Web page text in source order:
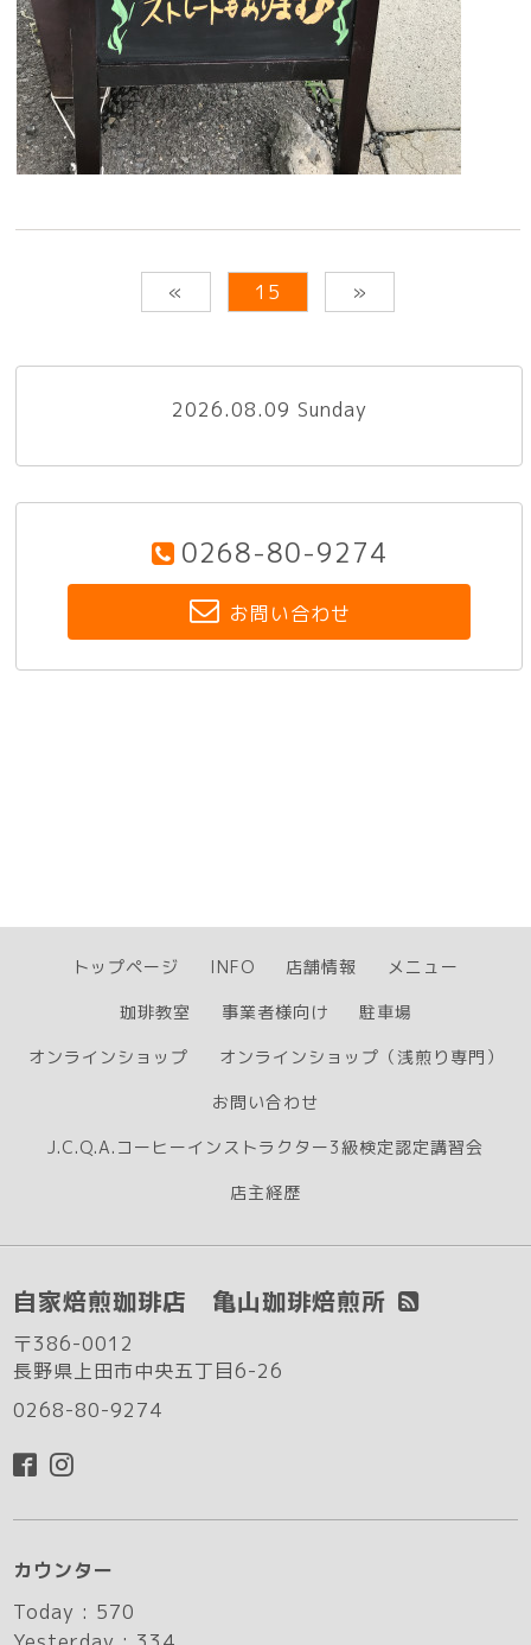
« 15 »
2026.08.09 Sunday
0268-80-9274
お問い合わせ
トップページ INFO 店舗情報
メニュー
珈琲教室
事業者様向け
駐車場
オンラインショップ
オンラインショップ（浅煎り専門）
お問い合わせ
J.C.Q.A.コーヒーインストラクター3級検定認定講習会
店主経歴
自家焙煎珈琲店 亀山珈琲焙煎所
〒386-0012
長野県上田市中央五丁目6-26
0268-80-9274
カウンター
Today : 570